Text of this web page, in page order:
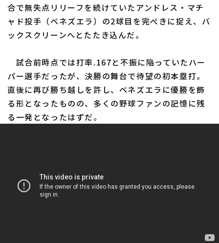
合で無失点リリーフを続けていたアンドレス・マチ
ャド投手（ベネズエラ）の2球目を完ぺきに捉え、バ
ックスクリーンへとたたき込んだ。
試合前時点では打率.167と不振に陥っていたハー
パー選手だったが、決勝の舞台で待望の初本塁打。
直後に再び勝ち越しを許し、ベネズエラに優勝を飾
る形となったものの、多くの野球ファンの記憶に残
る一発となったはずだ。